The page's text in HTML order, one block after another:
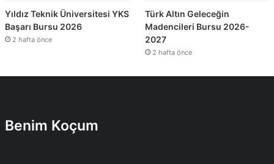
Yıldız Teknik Üniversitesi YKS
Başarı Bursu 2026
2 hafta önce
Türk Altın Geleceğin
Madencileri Bursu 2026-
2027
2 hafta önce
Benim Koçum